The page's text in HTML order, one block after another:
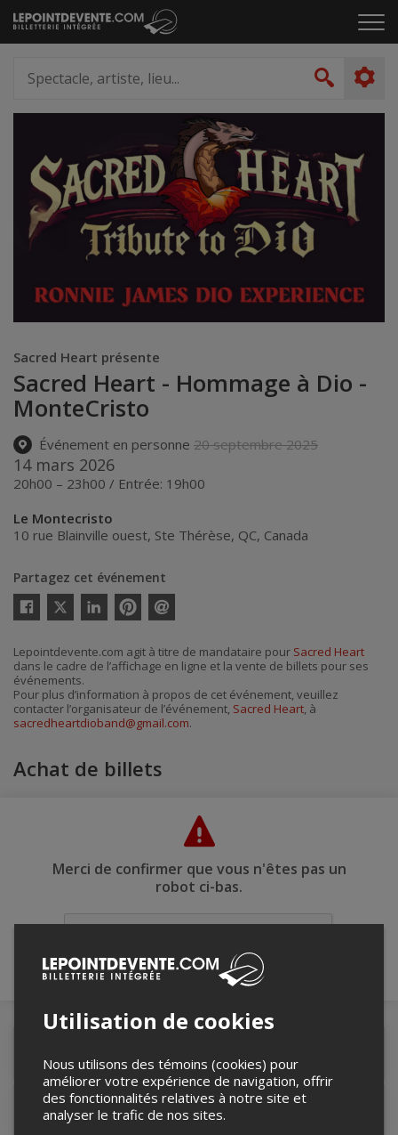
Passer
au
le
artiste,
lieu...
Sacred Heart présente
Sacred Heart - Hommage à Dio -
MonteCristo
Événement en personne 20 septembre 2025
14 mars 2026
20h00 – 23h00 / Entrée: 19h00
Le Montecristo
10 rue Blainville ouest, Ste Thérèse, QC, Canada
Partagez cet événement
Twitter
courriel
Lepointdevente.com agit à titre de mandataire pour Sacred Heart
dans le cadre de l’affichage en ligne et la vente de billets pour ses
événements.
Pour plus d’information à propos de cet événement, veuillez
contacter l’organisateur de l’événement, Sacred Heart, à
sacredheartdioband@gmail.com.
Achat de billets
Merci de confirmer que vous n'êtes pas un
robot ci-bas.
Lieu de l'événement
Utilisation de cookies
Nous utilisons des témoins (cookies) pour
améliorer votre expérience de navigation, offrir
des fonctionnalités relatives à notre site et
analyser le trafic de nos sites.